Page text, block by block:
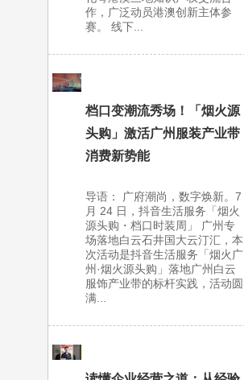
作，广泛动员港澳创新主体参
赛。 线下...
档口变潮流秀场！「烟火源
头购」激活广州服装产业带
消费新势能
导语： 广府潮尚，数字焕新。7
月 24 日，抖音生活服务「烟火
源头购・档口时装周」 广州专
场落地白云石井国大云汀汇，本
次活动是抖音生活服务「烟火广
州·烟火源头购」落地广州白云
服饰产业带的标杆实践，活动圆
满...